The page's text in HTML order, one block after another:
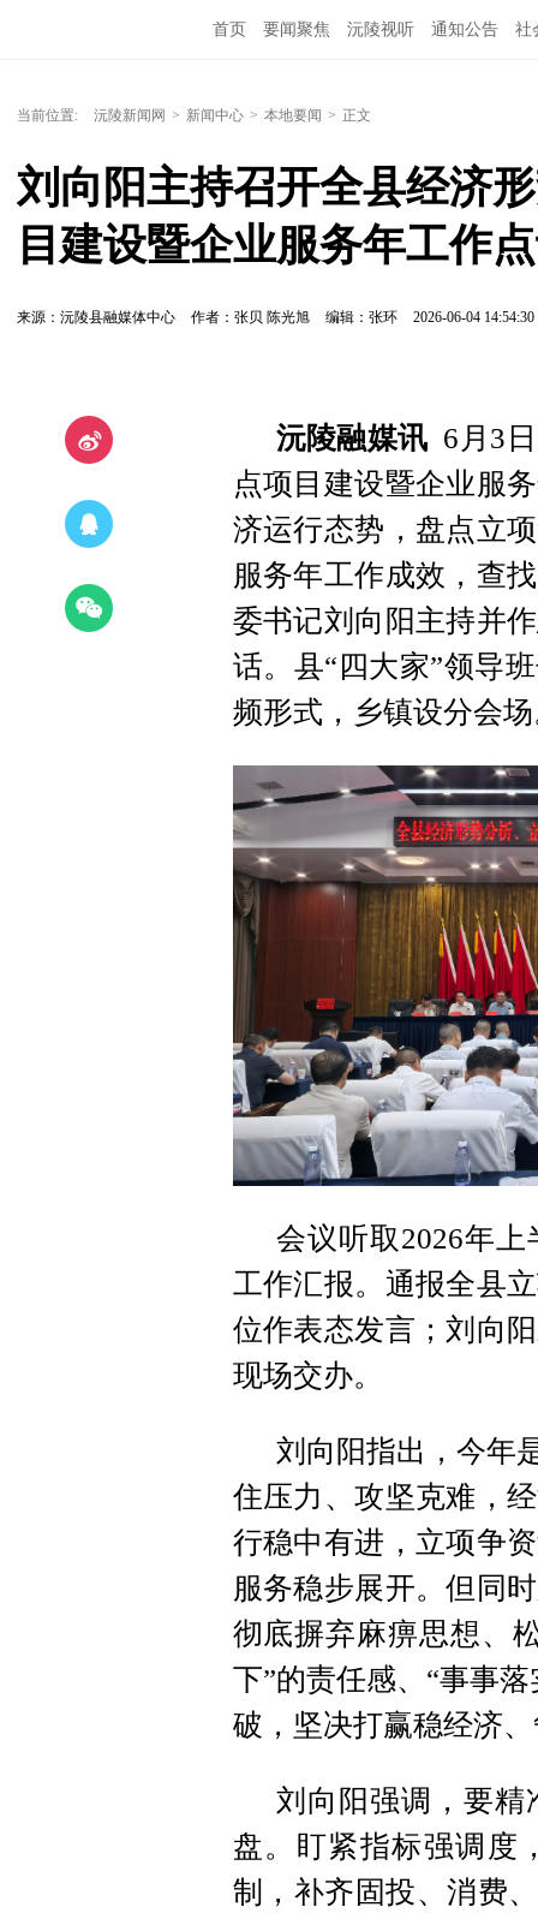
首页 要闻聚焦 沅陵视听 通知公告 社
当前位置: 沅陵新闻网 > 新闻中心 > 本地要闻 > 正文
刘向阳主持召开全县经济
目建设暨企业服务年工作
来源：沅陵县融媒体中心 作者：张贝 陈光旭 编辑：张环 2026-06-04 14:54:30
沅陵融媒讯 6月3
点项目建设暨企业服
济运行态势，盘点立
服务年工作成效，查
委书记刘向阳主持并
话。县“四大家”领导
频形式，乡镇设分会
会议听取2026年
工作汇报。通报全县
位作表态发言；刘向
现场交办。
刘向阳指出，今年
住压力、攻坚克难，
行稳中有进，立项争
服务稳步展开。但同
彻底摒弃麻痹思想、
下”的责任感、“事事
破，坚决打赢稳经济
刘向阳强调，要精
盘。盯紧指标强调度
制，补齐固投、消费